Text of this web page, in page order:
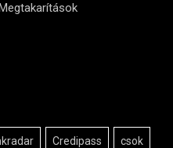
Megtakarítások
Credipass csok